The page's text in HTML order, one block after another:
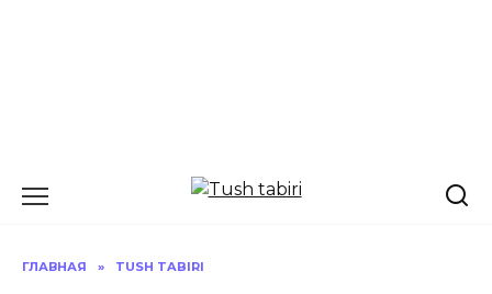
ГЛАВНАЯ » TUSH TABIRI